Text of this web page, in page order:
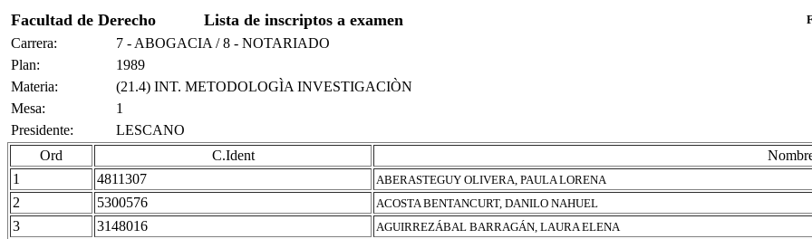
Facultad de Derecho Lista de inscriptos a examen
Carrera:
7 - ABOGACIA / 8 - NOTARIADO
Plan:
1989
Materia:
(21.4) INT. METODOLOGÌA INVESTIGACIÒN
Mesa:
1
Presidente:
LESCANO
Ord
C.Ident
1
4811307 ABERASTEGUY OLIVERA, PAULA LORENA
2 5300576 ACOSTA BENTANCURT, DANILO NAHUEL
3 3148016 AGUIRREZÁBAL BARRAGÁN, LAURA ELENA